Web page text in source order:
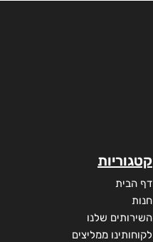
קטגוריות
דף הבית
חנות
השירותים שלנו
לקוחותינו ממליצים